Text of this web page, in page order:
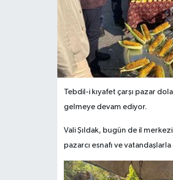
Tebdil-i kıyafet çarşı pazar
gelmeye devam ediyor.
Vali Şıldak, bugün de il
pazarcı esnafı ve